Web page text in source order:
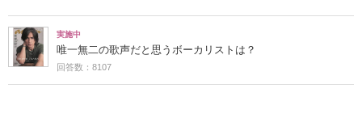
実施中
唯一無二の歌声だと思うボーカリストは？
回答数：8107